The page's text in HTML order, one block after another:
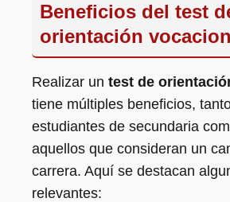
Beneficios del test
orientación
Realizar un test de
tiene múltiples beneficios,
estudiantes de secundaria
aquellos que consideran un
carrera. Aquí se destacan
relevantes: